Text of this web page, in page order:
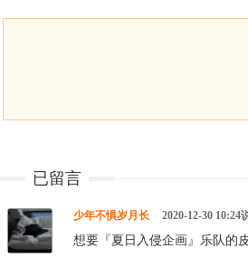
已留言
少年不惧岁月长 2020-12-30 10:24
想要『夏日入侵企画』乐队的